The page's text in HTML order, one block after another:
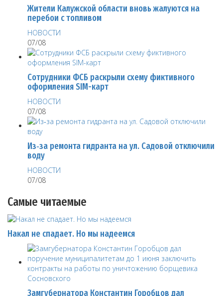
Жители Калужской области вновь жалуются на
перебои с топливом
НОВОСТИ
07/08
Сотрудники ФСБ раскрыли схему фиктивного
оформления SIM-карт
НОВОСТИ
07/08
Из‑за ремонта гидранта на ул. Садовой отключили
воду
НОВОСТИ
07/08
Самые читаемые
Накал не спадает. Но мы надеемся
Замгубернатора Константин Горобцов дал